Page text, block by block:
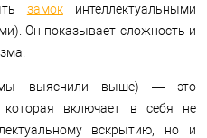
замокинтеллектуальными
Он показывает сложность и
мы выяснили выше) — это
которая включает в себя не
вскрытию, но и